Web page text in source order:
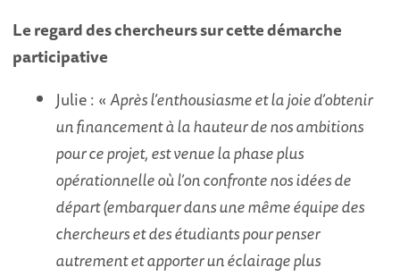
Le regard des chercheurs sur cette démarche
participative
Julie : «Après l’enthousiasme et la joie d’obtenir
un financement à la hauteur de nos ambitions
pour ce projet, est venue la phase plus
opérationnelle où l’on confronte nos idées de
départ (embarquer dans une même équipe des
chercheurs et des étudiants pour penser
autrement et apporter un éclairage plus